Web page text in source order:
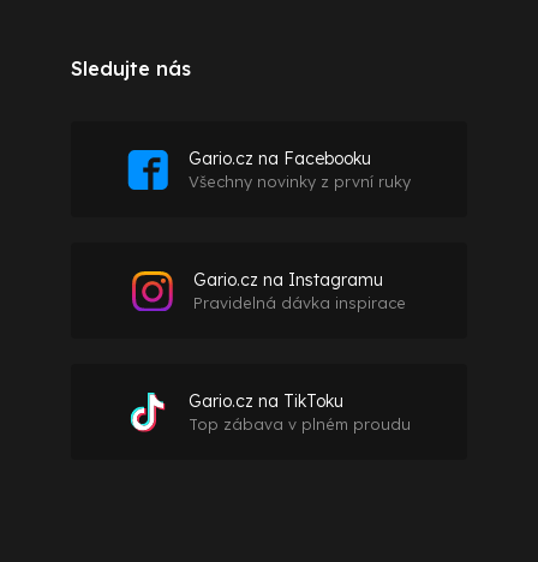
Sledujte nás
Gario.cz na Facebooku
Všechny novinky z první ruky
Gario.cz na Instagramu
Pravidelná dávka inspirace
Gario.cz na TikToku
Top zábava v plném proudu